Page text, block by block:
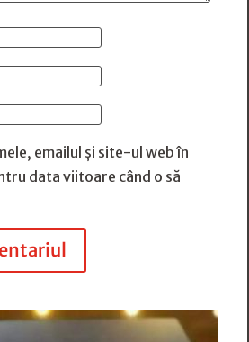
emailul și site-ul web în
data viitoare când o să